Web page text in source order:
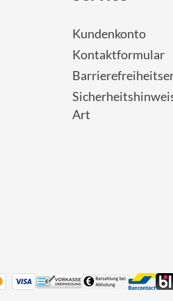
Kundenkonto
Kontaktformular
Art